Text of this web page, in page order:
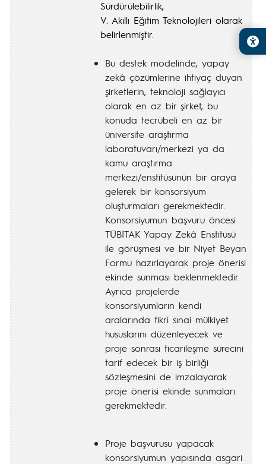
Sürdürülebilirlik,
V. Akıllı Eğitim Teknolojileri olarak
belirlenmiştir.
Bu destek modelinde, yapay
zekâ çözümlerine ihtiyaç duyan
şirketlerin, teknoloji sağlayıcı
olarak en az bir şirket, bu
konuda tecrübeli en az bir
üniversite araştırma
laboratuvarı/merkezi ya da
kamu araştırma
merkezi/enstitüsünün bir araya
gelerek bir konsorsiyum
oluşturmaları gerekmektedir.
Konsorsiyumun başvuru öncesi
TÜBİTAK Yapay Zekâ Enstitüsü
ile görüşmesi ve bir Niyet Beyan
Formu hazırlayarak proje önerisi
ekinde sunması beklenmektedir.
Ayrıca projelerde
konsorsiyumların kendi
aralarında fikri sınai mülkiyet
hususlarını düzenleyecek ve
proje sonrası ticarileşme sürecini
tarif edecek bir iş birliği
sözleşmesini de imzalayarak
proje önerisi ekinde sunmaları
gerekmektedir.
Proje başvurusu yapacak
konsorsiyumun yapısında asgari